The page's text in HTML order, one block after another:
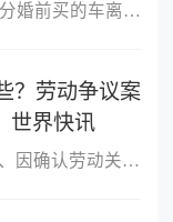
一、婚前买的车离婚怎么分婚前买的车离婚，除另有约定外，一般归个
？劳动争议案
世界快讯
劳动争议的范围有哪些?1、因确认劳动关系发生的争议;2、因订立、履